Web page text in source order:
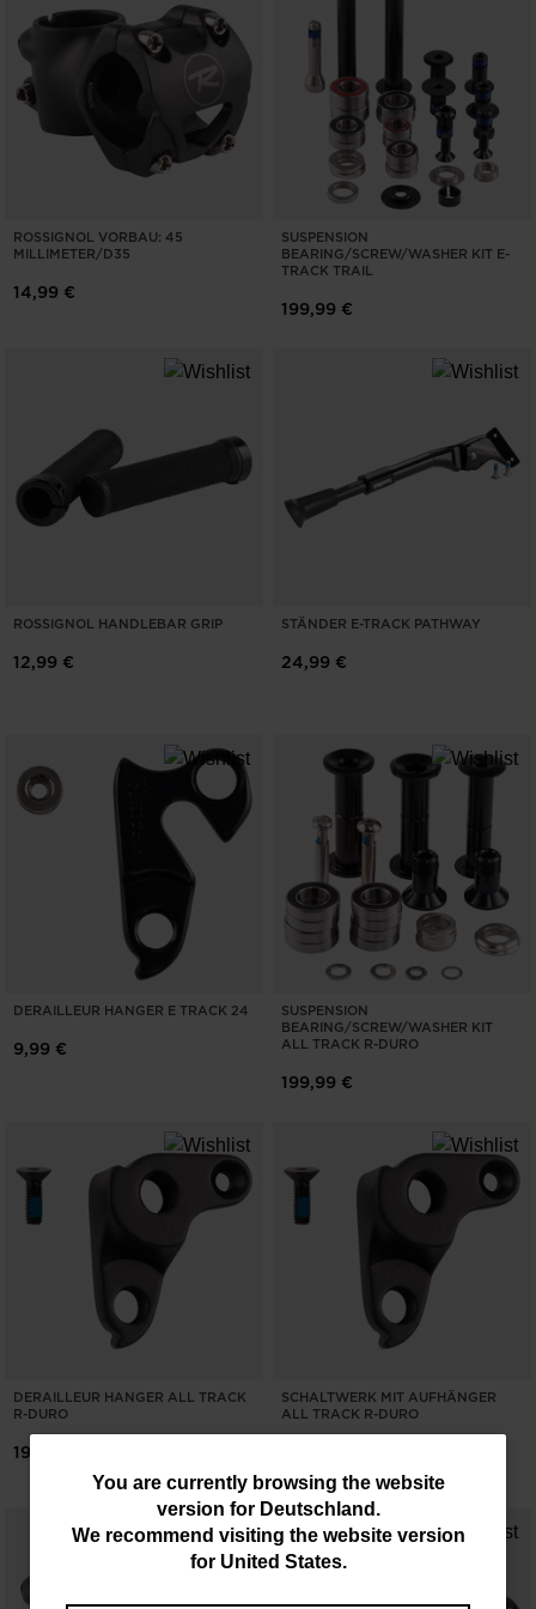
You
are
You are currently browsing the website
version for Deutschland .
We recommend visiting the website version
for United States.
ROSSIGNOL VORBAU: 45
MILLIMETER/D35
14,99 €
SUSPENSION
BEARING/SCREW/WASHER KIT E-
TRACK TRAIL
199,99 €
ROSSIGNOL HANDLEBAR GRIP
12,99 €
STÄNDER E-TRACK PATHWAY
24,99 €
DERAILLEUR HANGER E TRACK 24
9,99 €
SUSPENSION
BEARING/SCREW/WASHER KIT
ALL TRACK R-DURO
199,99 €
DERAILLEUR HANGER ALL TRACK
R-DURO
19,99 €
SCHALTWERK MIT AUFHÄNGER
ALL TRACK R-DURO